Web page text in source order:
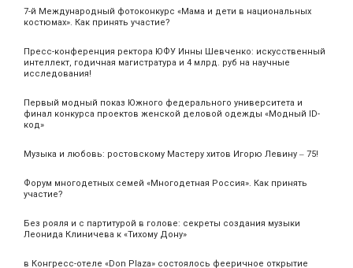
7-й Международный фотоконкурс «Мама и дети в национальных
костюмах». Как принять участие?
Пресс-конференция ректора ЮФУ Инны Шевченко: искусственный
интеллект, годичная магистратура и 4 млрд. руб на научные
исследования!
Первый модный показ Южного федерального университета и
финал конкурса проектов женской деловой одежды «Модный ID-
код»
Музыка и любовь: ростовскому Мастеру хитов Игорю Левину ‒ 75!
Форум многодетных семей «Многодетная Россия». Как принять
участие?
Без рояля и с партитурой в голове: секреты создания музыки
Леонида Клиничева к «Тихому Дону»
в Конгресс-отеле «Don Plaza» состоялось фееричное открытие